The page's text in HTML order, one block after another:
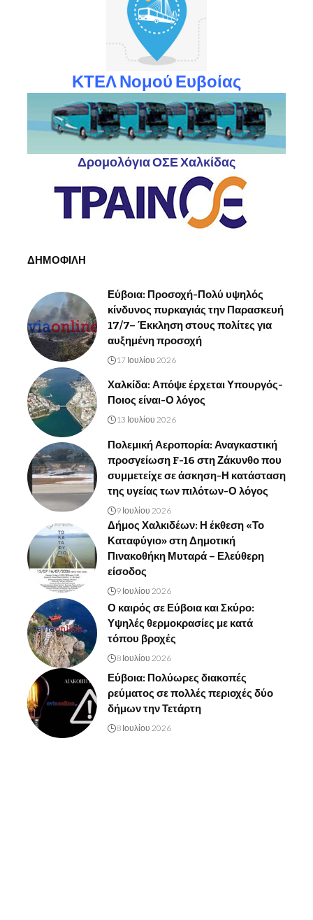
ΚΤΕΛ Νομού Ευβοίας
Δρομολόγια ΟΣΕ Χαλκίδας
ΔΗΜΟΦΙΛΗ
Εύβοια: Προσοχή-Πολύ υψηλός
κίνδυνος πυρκαγιάς την Παρασκευή
17/7– Έκκληση στους πολίτες για
αυξημένη προσοχή
17 Ιουλίου 2026
Χαλκίδα: Απόψε έρχεται Υπουργός-
Ποιος είναι-Ο λόγος
13 Ιουλίου 2026
Πολεμική Αεροπορία: Αναγκαστική
προσγείωση F-16 στη Ζάκυνθο που
συμμετείχε σε άσκηση-Η κατάσταση
της υγείας των πιλότων-Ο λόγος
9 Ιουλίου 2026
Δήμος Χαλκιδέων: Η έκθεση «Το
Καταφύγιο» στη Δημοτική
Πινακοθήκη Μυταρά – Ελεύθερη
είσοδος
9 Ιουλίου 2026
Ο καιρός σε Εύβοια και Σκύρο:
Υψηλές θερμοκρασίες με κατά
τόπου βροχές
8 Ιουλίου 2026
Εύβοια: Πολύωρες διακοπές
ρεύματος σε πολλές περιοχές δύο
δήμων την Τετάρτη
8 Ιουλίου 2026